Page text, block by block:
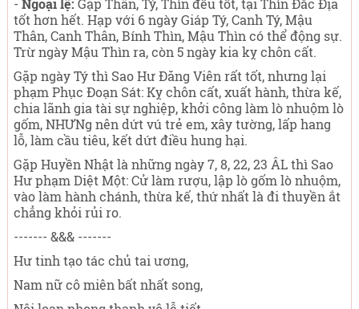
- Ngoại lệ: Gặp Thân, Tý, Thìn đều tốt, tại Thìn Đắc Địa
tốt hơn hết. Hạp với 6 ngày Giáp Tý, Canh Tý, Mậu
Thân, Canh Thân, Bính Thìn, Mậu Thìn có thể động sự.
Trừ ngày Mậu Thìn ra, còn 5 ngày kia kỵ chôn cất.
Gặp ngày Tý thì Sao Hư Đăng Viên rất tốt, nhưng lại
phạm Phục Đoạn Sát: Kỵ chôn cất, xuất hành, thừa kế,
chia lãnh gia tài sự nghiệp, khởi công làm lò nhuộm lò
gốm, NHƯNg nên dứt vú trẻ em, xây tường, lấp hang
lỗ, làm cầu tiêu, kết dứt điều hung hại.
Gặp Huyền Nhật là những ngày 7, 8, 22, 23 ÂL thì Sao
Hư phạm Diệt Một: Cử làm rượu, lập lò gốm lò nhuộm,
vào làm hành chánh, thừa kế, thứ nhất là đi thuyền ắt
chẳng khỏi rủi ro.
------- &&& -------
Hư tinh tạo tác chủ tai ương,
Nam nữ cô miên bất nhất song,